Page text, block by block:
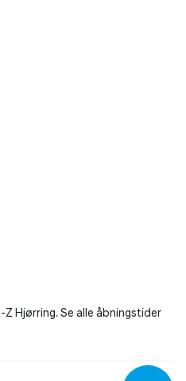
Hjørring. Se alle åbningstider